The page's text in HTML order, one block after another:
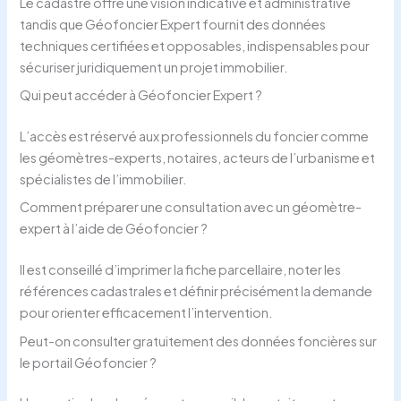
tandis que Géofoncier Expert fournit des données
techniques certifiées et opposables, indispensables pour
sécuriser juridiquement un projet immobilier.
Qui peut accéder à Géofoncier Expert ?
L’accès est réservé aux professionnels du foncier comme
les géomètres-experts, notaires, acteurs de l’urbanisme et
spécialistes de l’immobilier.
Comment préparer une consultation avec un géomètre-
expert à l’aide de Géofoncier ?
Il est conseillé d’imprimer la fiche parcellaire, noter les
références cadastrales et définir précisément la demande
pour orienter efficacement l’intervention.
Peut-on consulter gratuitement des données foncières sur
le portail Géofoncier ?